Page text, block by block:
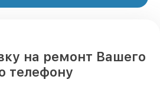
на ремонт Вашего
телефону